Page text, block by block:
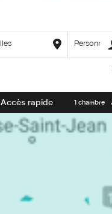
Accès rapide 1 chambre